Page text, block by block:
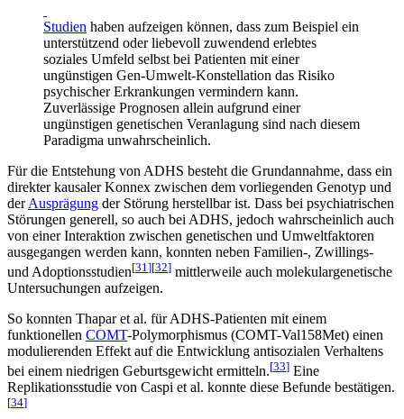
Studien haben aufzeigen können, dass zum Beispiel ein
unterstützend oder liebevoll zuwendend erlebtes
soziales Umfeld selbst bei Patienten mit einer
ungünstigen Gen-Umwelt-Konstellation das Risiko
psychischer Erkrankungen vermindern kann.
Zuverlässige Prognosen allein aufgrund einer
ungünstigen genetischen Veranlagung sind nach diesem
Paradigma unwahrscheinlich.
Für die Entstehung von ADHS besteht die Grundannahme, dass ein
direkter kausaler Konnex zwischen dem vorliegenden Genotyp und
derAusprägung der Störung herstellbar ist. Dass bei psychiatrischen
Störungen generell, so auch bei ADHS, jedoch wahrscheinlich auch
von einer Interaktion zwischen genetischen und Umweltfaktoren
ausgegangen werden kann, konnten neben Familien-, Zwillings-
und Adoptionsstudien[31 ][32] mittlerweile auch molekulargenetische
Untersuchungen aufzeigen.
So konnten Thapar et al. für ADHS-Patienten mit einem
funktionellen COMT-Polymorphismus (COMT-Val158Met) einen
modulierenden Effekt auf die Entwicklung antisozialen Verhaltens
bei einem niedrigen Geburtsgewicht ermitteln.[33] Eine
Replikationsstudie von Caspi et al. konnte diese Befunde bestätigen.
[34]